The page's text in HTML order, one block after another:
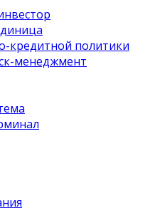
кредитной политики
менеджмент